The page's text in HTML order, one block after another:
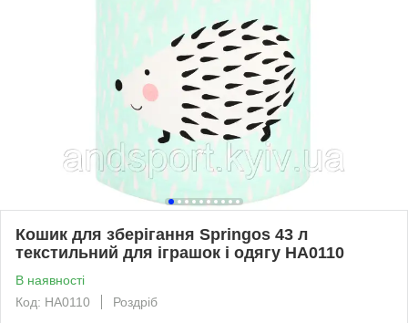
Кошик для зберігання Springos 43 л
текстильний для іграшок і одягу HA0110
В наявності
Код: HA0110
Роздріб